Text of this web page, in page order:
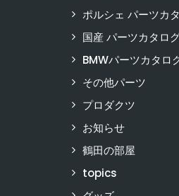
ポルシェ パーツカ
国産 パーツカタロ
BMWパーツカタロ
その他パーツ
プロダクツ
お知らせ
鶴田の部屋
topics